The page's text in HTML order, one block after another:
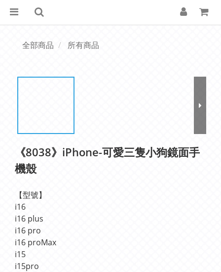
全部商品 所有商品
《8038》iPhone-可愛三隻小狗鏡面手
機殼
【型號】
i16
i16 plus
i16 pro
i16 proMax
i15
i15pro